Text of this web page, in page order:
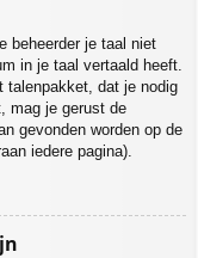
beheerder je taal niet
in je taal vertaald heeft.
talenpakket, dat je nodig
mag je gerust de
gevonden worden op de
iedere pagina).